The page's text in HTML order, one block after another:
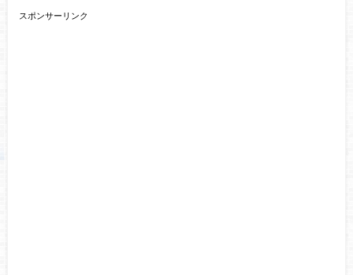
スポンサーリンク